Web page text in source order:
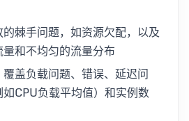
棘手问题，如资源欠配，以及
和不均匀的流量分布
盖负载问题、错误、延迟问
CPU负载平均值）和实例数